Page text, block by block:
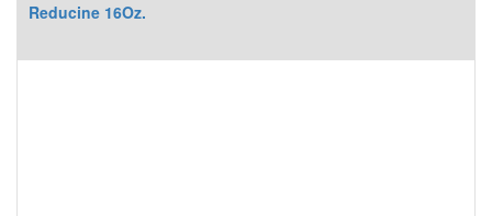
Reducine 16Oz.